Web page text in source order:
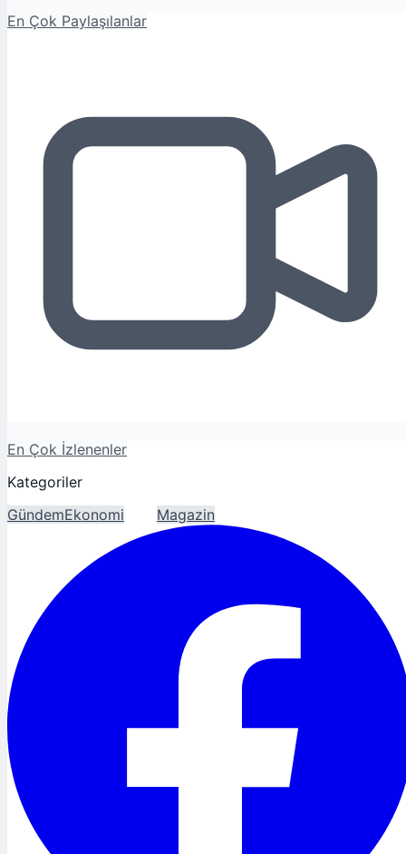
En Çok Paylaşılanlar
En Çok İzlenenler
Kategoriler
GündemEkonomi Magazin